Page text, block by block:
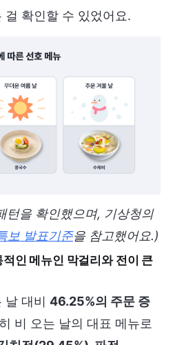
걸 확인할 수 있었어요.
턴을 확인했으며, 기상청의
보 발표기준을 참고했어요.)
인 메뉴인 막걸리와 전이 큰
날 대비 46.25%의 주문 증
비 오는 날의 대표 메뉴로